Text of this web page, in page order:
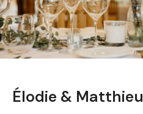
Élodie & Matthieu